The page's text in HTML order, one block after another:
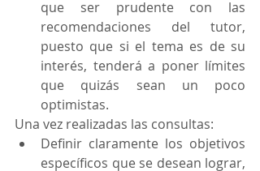
que ser prudente con las
recomendaciones del tutor,
puesto que si el tema es de su
interés, tenderá a poner límites
que quizás sean un poco
optimistas.
Una vez realizadas las consultas:
Definir claramente los objetivos
específicos que se desean lograr,